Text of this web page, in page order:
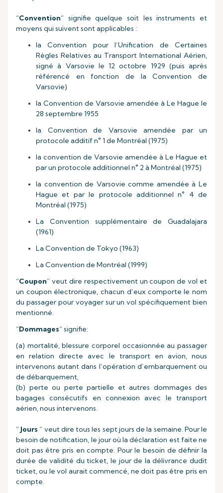
“Convention” signifie quelque soit les instruments et
moyens qui suivent sont applicables :
la Convention pour l’Unification de Certaines
Règles Relatives au Transport International Aérien,
signé à Varsovie le 12 octobre 1929 (puis après
référencé en fonction de la Convention de
Varsovie)
la Convention de Varsovie amendée à Le Hague le
28 septembre 1955
la Convention de Varsovie amendée par un
protocole additif n° 1 de Montréal (1975)
la convention de Varsovie amendée à Le Hague et
par un protocole additionnel n° 2 à Montréal (1975)
la convention de Varsovie comme amendée à Le
Hague et par le protocole additionnel n° 4 de
Montréal (1975)
La Convention supplémentaire de Guadalajara
(1961)
La Convention de Tokyo (1963)
La Convention de Montréal (1999)
“Coupon” veut dire respectivement un coupon de vol et
un coupon électronique, chacun d’eux comporte le nom
du passager pour voyager sur un vol spécifiquement bien
mentionné.
“Dommages” signifie:
(a) mortalité, blessure corporel occasionnée au passager
en relation directe avec le transport en avion, nous
intervenons autant dans l’opération d’embarquement ou
de débarquement,
(b) perte ou perte partielle et autres dommages des
bagages consécutifs en connexion avec le transport
aérien, nous intervenons.
“Jours ” veut dire tous les sept jours de la semaine. Pour le
besoin de notification, le jour où la déclaration est faite ne
doit pas être pris en compte. Pour le besoin de définir la
durée de validité du ticket, le jour de la délivrance dudit
ticket, ou le vol aurait commencé, ne doit pas être pris en
compte.